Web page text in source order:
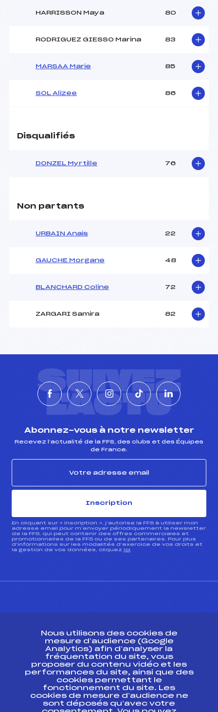
HARRISSON Maya 80
RODRIGUEZ GIESSO Marina 83
MARSAA Marie 85
SOL Alizee 86
Disqualifiés
DONZEL Myrtille 76
Non partants
URBAIN Anais 22
GAUCHE Morgane 48
BLANCHARD Coline 72
ZARGARI Samira 82
SUIVEZ
L'ACTU
Abonnez-vous à notre newsletter
Recevez l’actualité de la FFS, des clubs et des Équipes
de France.
Inscription
En cliquant sur « inscription », j’autorise la FFS à utiliser mon
adresse email pour m’envoyer périodiquement la newsletter
de la FFS, qui peut contenir des offres commerciales et
promotionnelles de la FFS ou de ses partenaires. Pour plus
d’informations sur les modalités d’exercice de vos droits et
la gestion de vos données, cliquez ici
Ressources
Pass’Neige
Projet sportif fédéral
Projet de performance fédéral
Antidopage
Nous utilisons des cookies de
mesure d’audience (Google
Analytics) afin d’analyser la
fréquentation du site, vous
proposer du contenu vidéo et les
performances du site, ainsi que des
cookies permettant le
fonctionnement du site. Les
cookies de mesure d’audience ne
sont déposés qu’avec votre